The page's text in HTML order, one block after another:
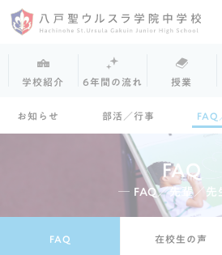
学校紹介 6年間の流れ 授業
お知らせ 部活／行事 FAQ
FAQ
─ FAQ／先輩／先
FAQ 在校生の声